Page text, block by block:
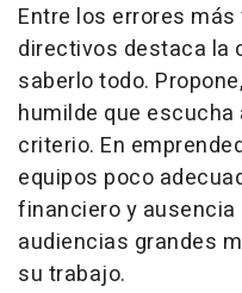
Entre los errores
directivos destaca la
saberlo todo.
humilde que
criterio. En
equipos poco
financiero y
audiencias grandes
su trabajo.